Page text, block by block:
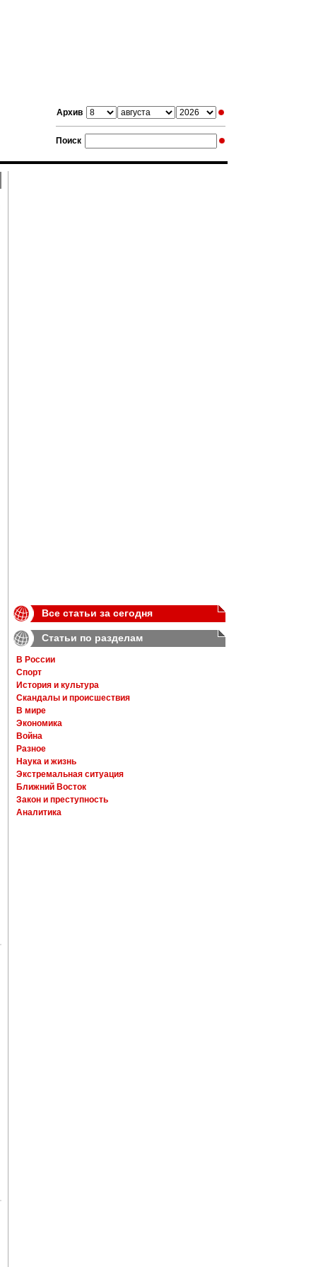
Архив
Поиск
Все статьи за сегодня
Статьи по разделам
В России
Спорт
История и культура
Скандалы и происшествия
В мире
Экономика
Война
Разное
Наука и жизнь
Экстремальная ситуация
Ближний Восток
Закон и преступность
Аналитика